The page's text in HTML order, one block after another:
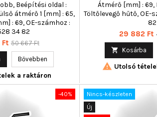
Beépítési oldal :
átmérő 1 [mm] : 65,
: 69, OE-számhoz :
34 82
Normál
50 667 Ft
Bővebben
a raktáron
Átmérő [mm] : 69,
Töltőlevegő hűtő, OE-
82
Ár
29 882 Ft
 Kosárba
 Utolsó
-40%
Nincs-készleten
Új